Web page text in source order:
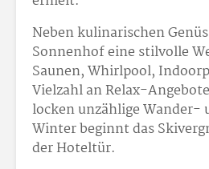
Neben kulinarischen
Sonnenhof eine stilvolle
Saunen, Whirlpool,
Vielzahl an Relax-
locken unzählige Wander-
Winter beginnt das
der Hoteltür.